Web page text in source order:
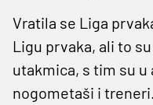
Vratila se Liga
Ligu prvaka, ali to
utakmica, s tim su
nogometaši i